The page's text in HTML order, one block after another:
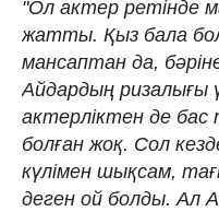
"Ол актер ретінде
жатты. Қыз бала
мансаптан да,
Айдардың ризалығы
актерліктен де
болған жоқ. Сол
күлімен шықсам,
деген ой болды. Ал